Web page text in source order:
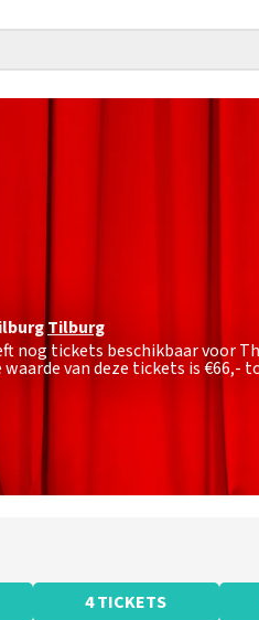
Tilburg
tickets beschikbaar voor
van deze tickets is€66,-
4 TICKETS